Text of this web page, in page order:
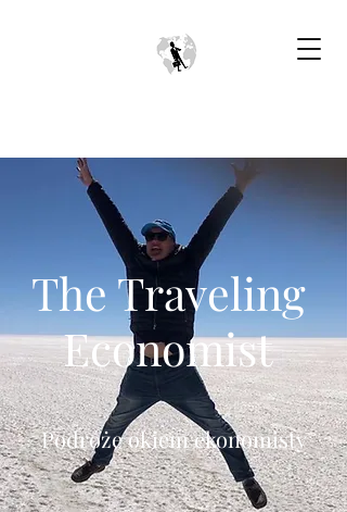
The Traveling
Economist
Podróże okiem ekonomisty